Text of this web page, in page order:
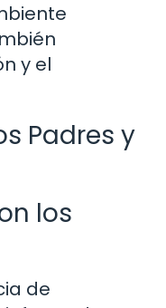
y el
Padres y
los
de